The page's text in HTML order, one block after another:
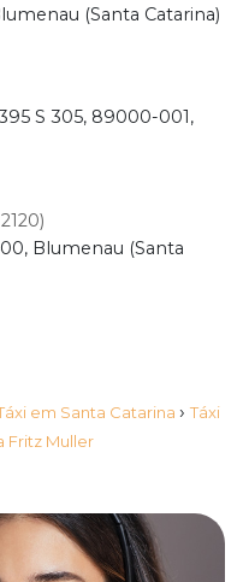
(Santa Catarina)
S 305, 89000-001,
Blumenau (Santa
em Santa Catarina › Táxi
Fritz Muller